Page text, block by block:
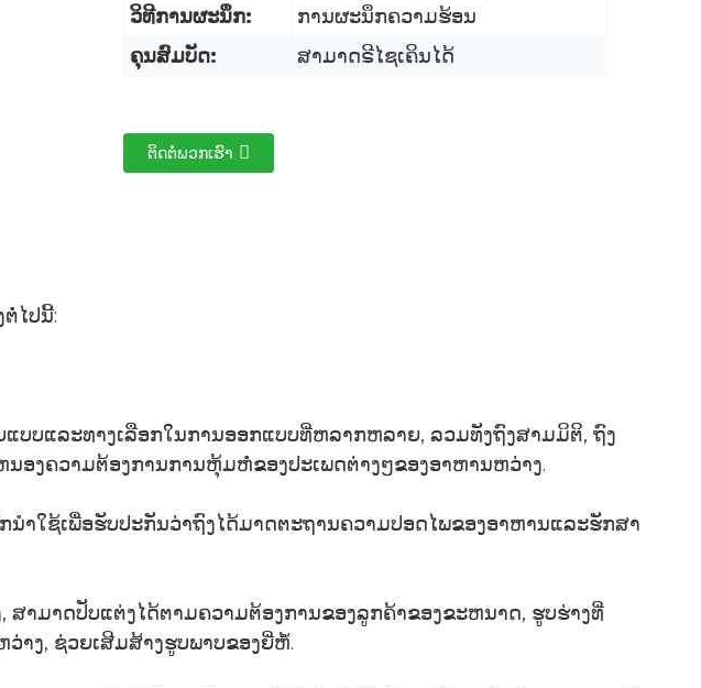
ວິທີການຜະນຶກ:
ການຜະນຶກຄວາມຮ້ອນ
ຄຸນສົມບັດ:
ສາມາດຣີໄຊເຄິນໄດ້
ຕິດຕໍ່ພວກເຮົາ
ໄປນີ້:
ບບແລະທາງເລືອກໃນການອອກແບບທີ່ຫລາກຫລາຍ, ລວມທັງຖົງສາມມິຕິ, ຖົງ
ອງຄວາມຕ້ອງການການຫຸ້ມຫໍ່ຂອງປະເພດຕ່າງໆຂອງອາຫານຫວ່າງ.
າໃຊ້ເພື່ອຮັບປະກັນວ່າຖົງໄດ້ມາດຕະຖານຄວາມປອດໄພຂອງອາຫານແລະຮັກສາ
າມາດປັບແຕ່ງໄດ້ຕາມຄວາມຕ້ອງການຂອງລູກຄ້າຂອງຂະຫນາດ, ຮູບຮ່າງທີ່
າງ, ຊ່ວຍເສີມສ້າງຮູບພາບຂອງຍີ່ຫໍ້.